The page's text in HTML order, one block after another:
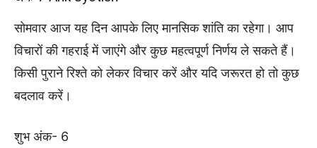
सोमवार आज यह दिन आपके लिए मानसिक शांति का रहेगा। आप
विचारों की गहराई में जाएंगे और कुछ महत्वपूर्ण निर्णय ले सकते हैं।
किसी पुराने रिश्ते को लेकर विचार करें और यदि जरूरत हो तो कुछ
बदलाव करें।
शुभ अंक- 6